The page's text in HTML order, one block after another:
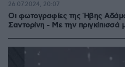
Οι φωτογραφίες της Ήβης
Σαντορίνη - Με την πριγκίπισσά
26.07.2024, 20:07